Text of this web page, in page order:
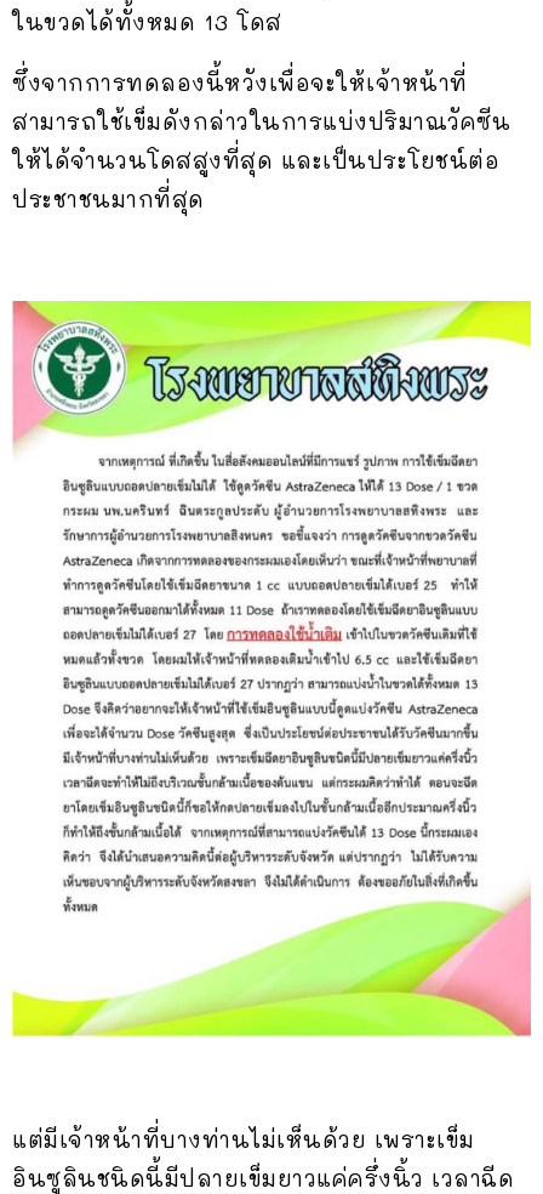
ในขวดได้ทั้งหมด 13 โดส
ซึ่งจากการทดลองนี้หวังเพื่อจะให้เจ้าหน้าที่
สามารถใช้เข็มดังกล่าวในการแบ่งปริมาณวัคซีน
ให้ได้จำนวนโดสสูงที่สุด และเป็นประโยชน์ต่อ
ประชาชนมากที่สุด
แต่มีเจ้าหน้าที่บางท่านไม่เห็นด้วย เพราะเข็ม
อินซูลินชนิดนี้มีปลายเข็มยาวแค่ครึ่งนิ้ว เวลาฉีด